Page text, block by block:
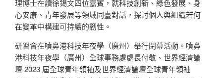
理博士在讀徐錫文四位嘉賓，就科技創新、綠色發展、身
心安康、青年發展等領域同臺對話，探討個人與組織若何
在變革中構建可持續的韌性。
研習會在噴鼻港科技年夜學（廣州）舉行閉幕活動。噴鼻
港科技年夜學（廣州）全球事務處處長付敬、世界經濟論
壇 2023 屆全球青年領袖及世界經濟論壇全球青年領袖